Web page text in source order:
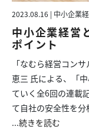
2023.08.16 | 中小企業
中小企業経営
ポイント
「なむら経営コン
恵三 氏による、「
ていく全6回の連載
て自社の安全性を分
...続きを読む